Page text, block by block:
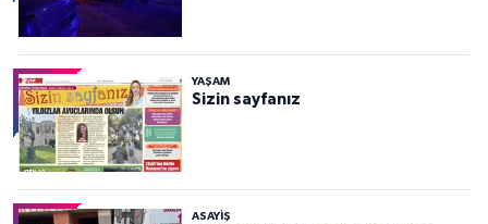
YAŞAM
Sizin sayfanız
ASAYİŞ